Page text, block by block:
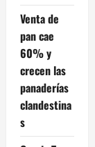
Venta de
pan cae
60% y
crecen las
panaderías
clandestina
s